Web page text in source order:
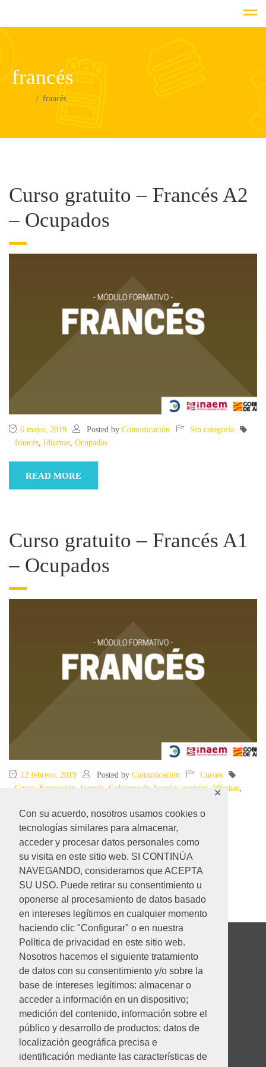
Con su acuerdo, nosotros usamos cookies o
tecnologías similares para almacenar,
acceder y procesar datos personales como
su visita en este sitio web. SI CONTINÚA
NAVEGANDO, consideramos que ACEPTA
SU USO. Puede retirar su consentimiento u
oponerse al procesamiento de datos basado
en intereses legítimos en cualquier momento
haciendo clic "Configurar" o en nuestra
Política de privacidad en este sitio web.
Nosotros hacemos el siguiente tratamiento
de datos con su consentimiento y/o sobre la
base de intereses legítimos: almacenar o
acceder a información en un dispositivo;
medición del contenido, información sobre el
público y desarrollo de productos; datos de
localización geográfica precisa e
identificación mediante las características de
✕
francés
francés
Curso gratuito – Francés A2
– Ocupados
6 mayo, 2019 Posted by Comunicación
Sin categoría
francés, Idiomas, Ocupados
READ MORE
Curso gratuito – Francés A1
– Ocupados
12 febrero, 2019 Posted by Comunicación
Cursos
Curso Formación francés Gobierno de Aragón gratuito Idiomas,
READ MORE
Desempeño ambiental